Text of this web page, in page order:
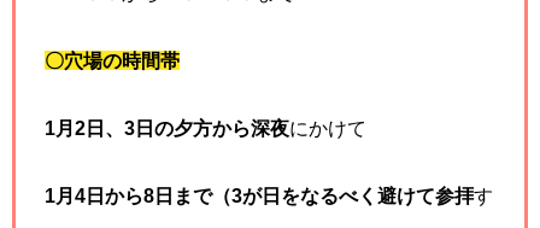
〇穴場の時間帯
1月2日、3日の夕方から深夜にかけて
1月4日から8日まで（3が日をなるべく避けて参拝す